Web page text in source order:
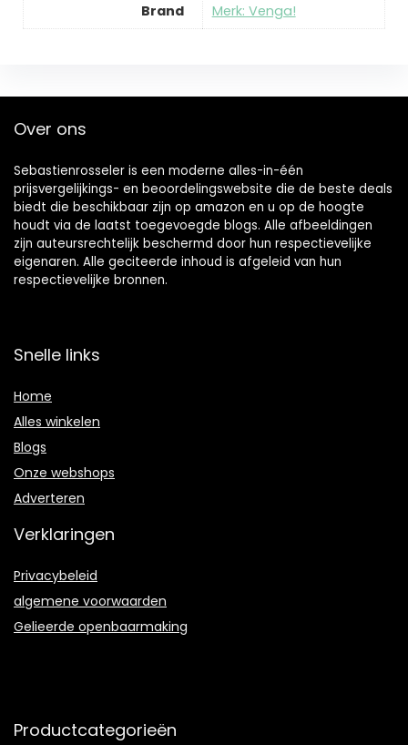
Brand
Merk: Venga!
Over ons
Sebastienrosseler is een moderne alles-in-één
prijsvergelijkings- en beoordelingswebsite die de beste deals
biedt die beschikbaar zijn op amazon en u op de hoogte
houdt via de laatst toegevoegde blogs. Alle afbeeldingen
zijn auteursrechtelijk beschermd door hun respectievelijke
eigenaren. Alle geciteerde inhoud is afgeleid van hun
respectievelijke bronnen.
Snelle links
Home
Alles winkelen
Blogs
Onze webshops
Adverteren
Verklaringen
Privacybeleid
algemene voorwaarden
Gelieerde openbaarmaking
Productcategorieën